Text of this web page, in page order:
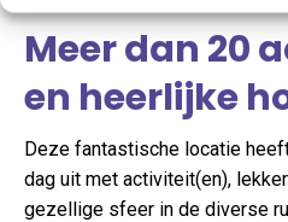
Meer dan 20
en heerlijke
Deze fantastische locatie
dag uit met activiteit(en),
gezellige sfeer in de diverse